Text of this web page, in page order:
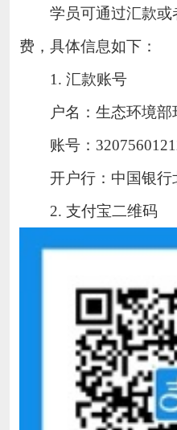
学员可通过汇款
费，具体信息如下：
1. 汇款账号
户名：生态环境
账号：
开户行：中国银
2. 支付宝二维码